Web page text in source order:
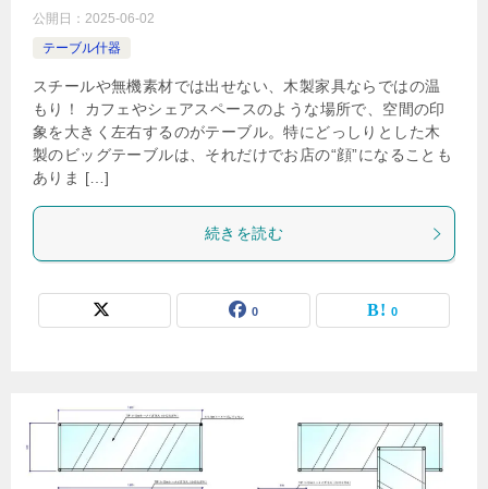
公開日： 2025-06-02
テーブル什器
スチールや無機素材では出せない、木製家具ならではの温
もり！ カフェやシェアスペースのような場所で、空間の印
象を大きく左右するのがテーブル。特にどっしりとした木
製のビッグテーブルは、それだけでお店の“顔”になることも
ありま […]
続きを読む
0 0